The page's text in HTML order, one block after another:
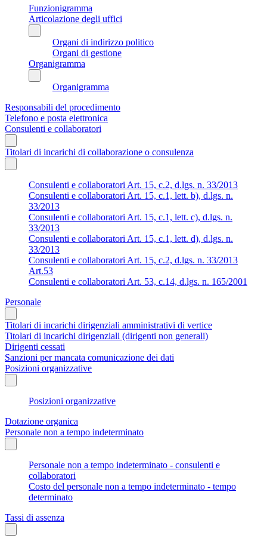
Funzionigramma
Articolazione degli uffici
Organi di indirizzo politico
Organi di gestione
Organigramma
Organigramma
Responsabili del procedimento
Telefono e posta elettronica
Consulenti e collaboratori
Titolari di incarichi di collaborazione o consulenza
Consulenti e collaboratori Art. 15, c.2, d.lgs. n. 33/2013
Consulenti e collaboratori Art. 15, c.1, lett. b), d.lgs. n.
33/2013
Consulenti e collaboratori Art. 15, c.1, lett. c), d.lgs. n.
33/2013
Consulenti e collaboratori Art. 15, c.1, lett. d), d.lgs. n.
33/2013
Consulenti e collaboratori Art. 15, c.2, d.lgs. n. 33/2013
Art.53
Consulenti e collaboratori Art. 53, c.14, d.lgs. n. 165/2001
Personale
Titolari di incarichi dirigenziali amministrativi di vertice
Titolari di incarichi dirigenziali (dirigenti non generali)
Dirigenti cessati
Sanzioni per mancata comunicazione dei dati
Posizioni organizzative
Posizioni organizzative
Dotazione organica
Personale non a tempo indeterminato
Personale non a tempo indeterminato - consulenti e
collaboratori
Costo del personale non a tempo indeterminato - tempo
determinato
Tassi di assenza